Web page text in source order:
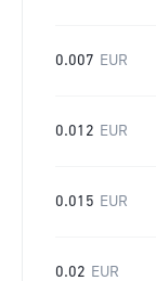
0.007 EUR
0.012 EUR
0.015 EUR
0.02 EUR